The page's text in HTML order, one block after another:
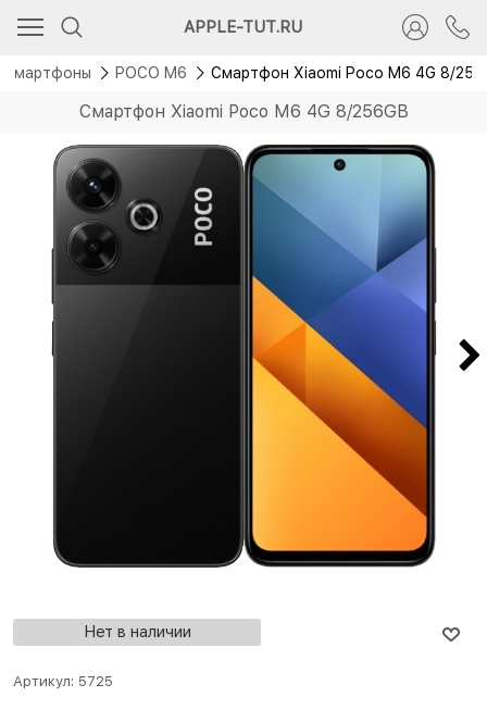
APPLE-TUT.RU
Смартфоны POCO M6 Смартфон Xiaomi Poco M6 4G 8/
Смартфон Xiaomi Poco M6 4G 8/256GB
Скидка 1 500 руб.
Нет в наличии
Артикул: 5725